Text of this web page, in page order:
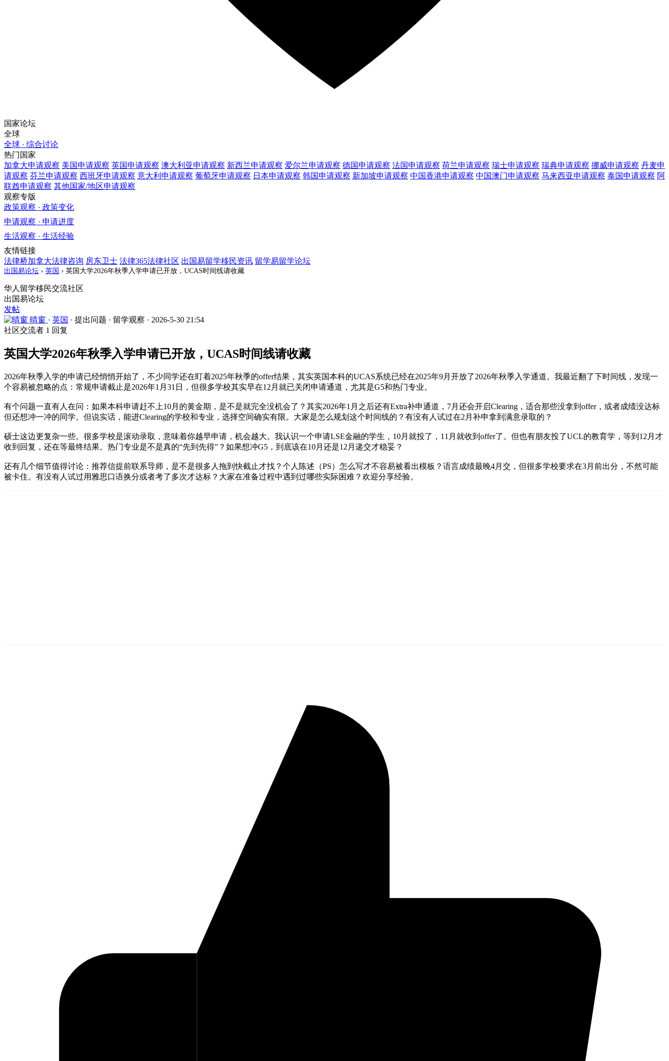
国家论坛
全球
全球 · 综合讨论
热门国家
加拿大申请观察 美国申请观察 英国申请观察 澳大利亚申请观察 新西兰申请观察 爱尔兰申请观察 德国申请观察 法国申请观察 荷兰申请观察 瑞士申请观察 瑞典申请观察 挪威申请观察 丹麦申
请观察 芬兰申请观察 西班牙申请观察 意大利 申请观察 葡萄牙申请观察 日本申请观察 韩国申请观察 新加坡申请观察 中国香港申请观察 中国澳门申请观察 马来西亚申请观察 泰国申请观察 阿
联酋申请观察 其他国家/地区申请观察
观察专版
政策观察 · 政策变化
申请观察 · 申请进度
生活观察 · 生活经验
友情链接
法律桥加拿大法律咨询 房东卫士 法律365法律社区 出国易留学移民资讯 留学易留学论坛
出国易论坛 › 英国 › 英国大学2026年秋季入学申请已开放，UCAS时间线请收藏
华人留学移民交流社区
出国易论坛
发帖
晴窗 · 英国 · 提出问题 · 留学观察 · 2026-5-30 21:54
社区交流者 1 回复
英国大学2026年秋季入学申请已开放，UCAS时间线请收藏
2026年秋季入学的申请已经悄悄开始了，不少同学还在盯着2025年秋季的offer结果，其实英国本科的UCAS系统已经在2025年9月开放了2026年秋季入学通道。我最近翻了下时间线，发现一
个容易被忽略的点：常规申请截止是2026年1月31日，但很多学校其实早在12月就已关闭申请通道，尤其是G5和热门专业。
有个问题一直有人在问：如果本科申请赶不上10月的黄金期，是不是就完全没机会了？其实2026年1月之后还有Extra补申通道，7月还会开启Clearing，适合那些没拿到offer，或者成绩没达标
但还想冲一冲的同学。但说实话，能进Clearing的学校和专业，选择空间确实有限。大家是怎么规划这个时间线的？有没有人试过在2月补申拿到满意录取的？
硕士这边更复杂一些。很多学校是滚动录取，意味着你越早申请，机会越大。我认识一个申请LSE金融的学生，10月就投了，11月就收到offer了。但也有朋友投了UCL的教育学，等到12月才
收到回复，还在等最终结果。热门专业是不是真的“先到先得”？如果想冲G5，到底该在10月还是12月递交才稳妥？
还有几个细节值得讨论：推荐信提前联系导师，是不是很多人拖到快截止才找？个人陈述（PS）怎么写才不容易被看出模板？语言成绩最晚4月交，但很多学校要求在3月前出分，不然可能
被卡住。有没有人试过用雅思口语换分或者考了多次才达标？大家在准备过程中遇到过哪些实际困难？欢迎分享经验。